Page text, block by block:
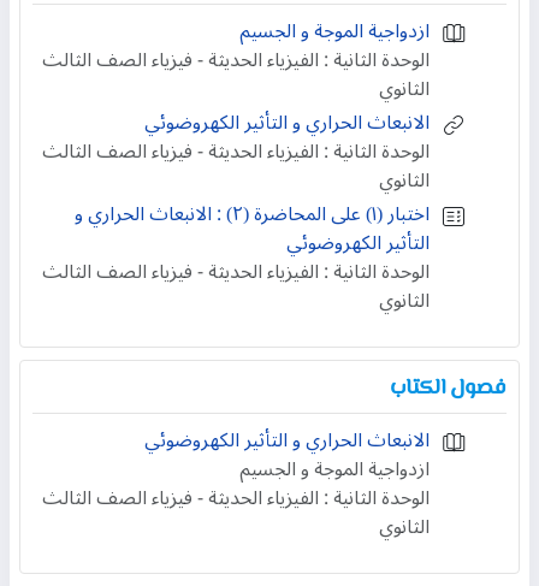
ازدواجية الموجة و الجسيم
الوحدة الثانية : الفيزياء الحديثة - فيزياء الصف الثالث
الثانوي
الانبعاث الحراري و التأثير الكهروضوئي
الوحدة الثانية : الفيزياء الحديثة - فيزياء الصف الثالث
الثانوي
اختبار (۱) على المحاضرة (۲) : الانبعاث الحراري و
التأثير الكهروضوئي
الوحدة الثانية : الفيزياء الحديثة - فيزياء الصف الثالث
الثانوي
فصول الكتاب
الانبعاث الحراري و التأثير الكهروضوئي
ازدواجية الموجة و الجسيم
الوحدة الثانية : الفيزياء الحديثة - فيزياء الصف الثالث
الثانوي